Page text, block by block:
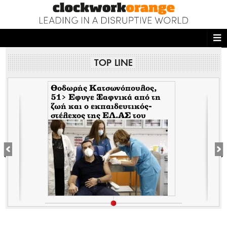
NEWS DESK
THE ONES WHO DO
MAGAZINE
TOP LINE
Θοδωρής Κατσωνόπουλος,
51> Εφυγε Ξαφνικά από τη
ζωή και ο εκπαιδευτικός-
στέλεχος της EΛ.ΑΣ του
Τσίπρα, λίγο αφότου έφυγε
ξαφνικά και ο Ανδρέας
Μπρακούλιας, 55 του
Mέρα25